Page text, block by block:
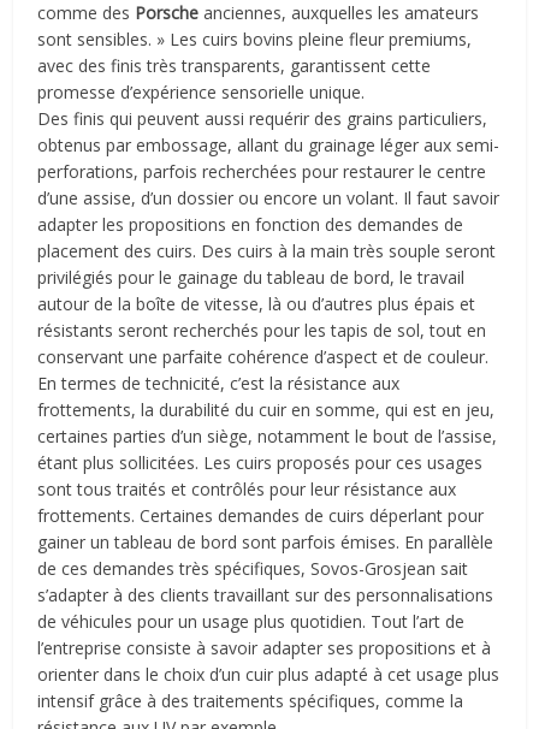
comme des Porscheanciennes, auxquelles les amateurs
sont sensibles. » Les cuirs bovins pleine fleur premiums,
avec des finis très transparents, garantissent cette
promesse d’expérience sensorielle unique.
Des finis qui peuvent aussi requérir des grains particuliers,
obtenus par embossage, allant du grainage léger aux semi-
perforations, parfois recherchées pour restaurer le centre
d’une assise, d’un dossier ou encore un volant. Il faut savoir
adapter les propositions en fonction des demandes de
placement des cuirs. Des cuirs à la main très souple seront
privilégiés pour le gainage du tableau de bord, le travail
autour de la boîte de vitesse, là ou d’autres plus épais et
résistants seront recherchés pour les tapis de sol, tout en
conservant une parfaite cohérence d’aspect et de couleur.
En termes de technicité, c’est la résistance aux
frottements, la durabilité du cuir en somme, qui est en jeu,
certaines parties d’un siège, notamment le bout de l’assise,
étant plus sollicitées. Les cuirs proposés pour ces usages
sont tous traités et contrôlés pour leur résistance aux
frottements. Certaines demandes de cuirs déperlant pour
gainer un tableau de bord sont parfois émises. En parallèle
de ces demandes très spécifiques, Sovos-Grosjean sait
s’adapter à des clients travaillant sur des personnalisations
de véhicules pour un usage plus quotidien. Tout l’art de
l’entreprise consiste à savoir adapter ses propositions et à
orienter dans le choix d’un cuir plus adapté à cet usage plus
intensif grâce à des traitements spécifiques, comme la